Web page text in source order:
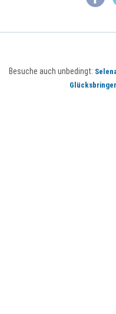
Besuche auch unbedingt:
Glücksbringer